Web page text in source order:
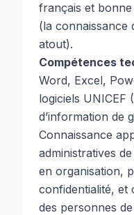
français et bonne
(la connaissance
atout).
Compétences
Word, Excel,
logiciels UNICEF
d’information de
Connaissance
administratives
en organisation,
confidentialité, et
des personnes